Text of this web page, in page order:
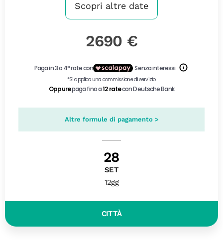
Scopri altre date
2690 €
Altre formule di pagamento >
28
SET
12gg
CITTÀ